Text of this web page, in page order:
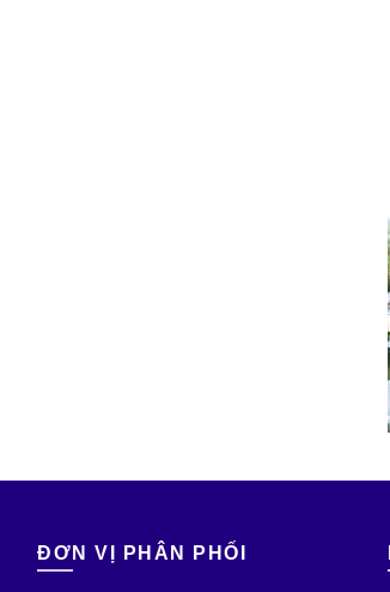
ĐƠN VỊ PHÂN PHỐI